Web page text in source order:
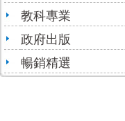
教科專業
政府出版
暢銷精選